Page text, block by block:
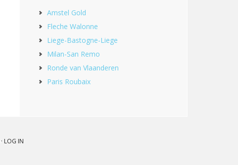
Amstel Gold
Fleche Walonne
Liege-Bastogne-Liege
Milan-San Remo
Ronde van Vlaanderen
Paris Roubaix
· LOG IN